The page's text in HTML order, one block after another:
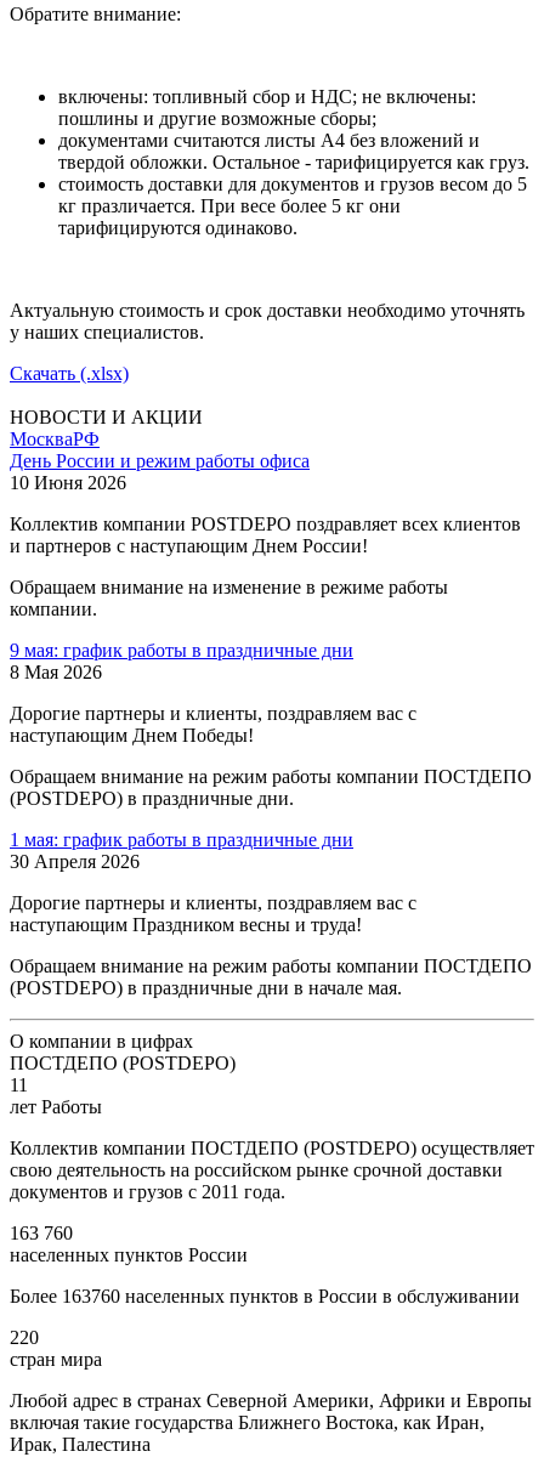
Обратите внимание:
включены: топливный сбор и НДС; не включены:
пошлины и другие возможные сборы;
документами считаются листы А4 без вложений и
твердой обложки. Остальное - тарифицируется как груз.
стоимость доставки для документов и грузов весом до 5
кг празличается. При весе более 5 кг они
тарифицируются одинаково.
Актуальную стоимость и срок доставки необходимо уточнять
у наших специалистов.
Скачать (.xlsx)
НОВОСТИ И АКЦИИ
МоскваРФ
День России и режим работы офиса
10 Июня 2026
Коллектив компании POSTDEPO поздравляет всех клиентов
и партнеров с наступающим Днем России!
Обращаем внимание на изменение в режиме работы
компании.
9 мая: график работы в праздничные дни
8 Мая 2026
Дорогие партнеры и клиенты, поздравляем вас с
наступающим Днем Победы!
Обращаем внимание на режим работы компании ПОСТДЕПО
(POSTDEPO) в праздничные дни.
1 мая: график работы в праздничные дни
30 Апреля 2026
Дорогие партнеры и клиенты, поздравляем вас с
наступающим Праздником весны и труда!
Обращаем внимание на режим работы компании ПОСТДЕПО
(POSTDEPO) в праздничные дни в начале мая.
О компании в цифрах
ПОСТДЕПО (POSTDEPO)
11
лет Работы
Коллектив компании ПОСТДЕПО (POSTDEPO) осуществляет
свою деятельность на российском рынке срочной доставки
документов и грузов с 2011 года.
163 760
населенных пунктов России
Более 163760 населенных пунктов в России в обслуживании
220
стран мира
Любой адрес в странах Северной Америки, Африки и Европы
включая такие государства Ближнего Востока, как Иран,
Ирак, Палестина